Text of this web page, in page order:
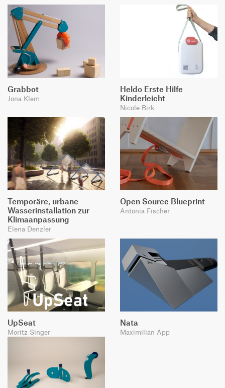
Grabbot
Jona Klem
Heldo Erste Hilfe
Kinderleicht
Nicole Birk
Temporäre, urbane
Wasserinstallation zur
Klimaanpassung
Elena Denzler
Open Source Blueprint
Antonia Fischer
UpSeat
Moritz Singer
Nata
Maximilian App